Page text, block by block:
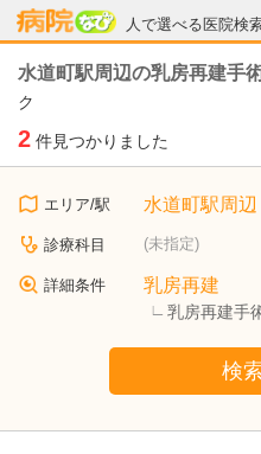
人で選べる医院検
病院なび
水道町駅周辺の乳房再建手
ク
2 件見つかりました
エリア/駅 水道町駅周辺
診療科目 (未指定)
詳細条件 乳房再建
乳房再建手
検